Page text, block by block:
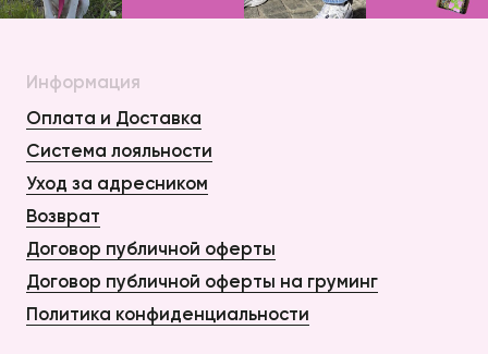
Информация
Оплата и Доставка
Система лояльности
Уход за адресником
Возврат
Договор публичной оферты
Договор публичной оферты на груминг
Политика конфиденциальности